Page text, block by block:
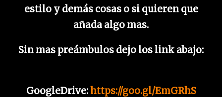
estilo y demás cosas o si quieren que
añada algo mas.
Sin mas preámbulos dejo los link abajo:
GoogleDrive:https://goo.gl/EmGRhS